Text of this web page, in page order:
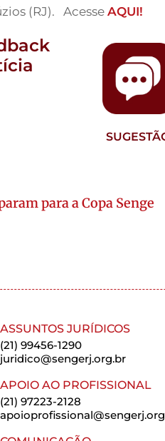
(RJ). Acesse AQUI!
para a Copa Senge
ASSUNTOS JURÍDICOS
(21) 99456-1290
juridico@sengerj.org.br
APOIO AO PROFISSIONAL
(21) 97223-2128